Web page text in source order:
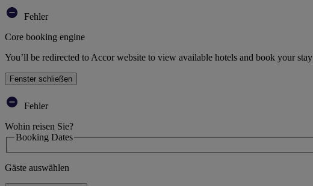
Fehler
Core booking engine
You’ll be redirected to Accor website to view available hotels and book your stay
Fenster schließen
Fehler
Wohin reisen Sie?
Booking Dates
Gäste auswählen